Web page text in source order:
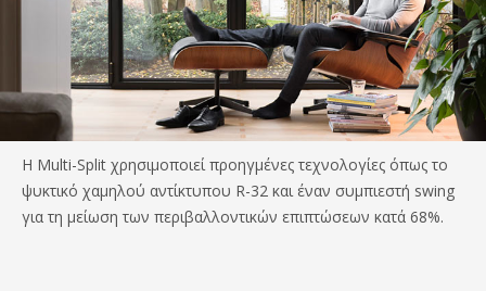
Η Multi-Split χρησιμοποιεί προηγμένες τεχνολογίες όπως το
ψυκτικό χαμηλού αντίκτυπου R-32 και έναν συμπιεστή swing
για τη μείωση των περιβαλλοντικών επιπτώσεων κατά 68%.